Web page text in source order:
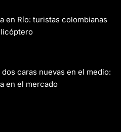
en Río: turistas colombianas
dos caras nuevas en el medio:
en el mercado